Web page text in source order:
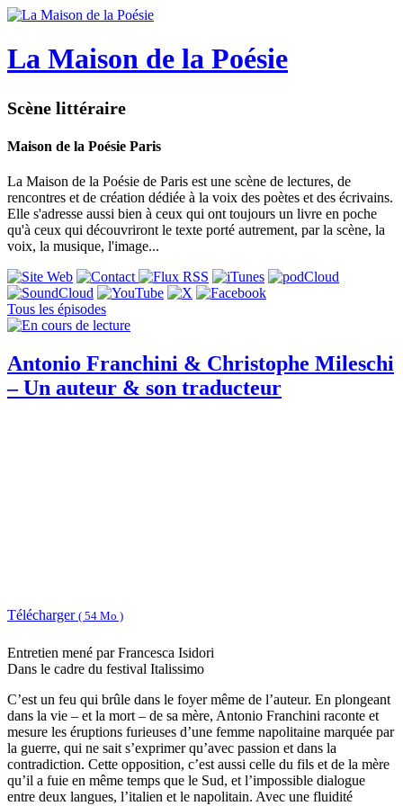
La Maison de la Poésie
Scène littéraire
Maison de la Poésie Paris
La Maison de la Poésie de Paris est une scène de lectures, de
rencontres et de création dédiée à la voix des poètes et des écrivains.
Elle s'adresse aussi bien à ceux qui ont toujours un livre en poche
qu'à ceux qui découvriront le texte porté autrement, par la scène, la
voix, la musique, l'image...
Tous les épisodes
Antonio Franchini & Christophe Mileschi
– Un auteur & son traducteur
Télécharger ( 54 Mo )
Entretien mené par Francesca Isidori
Dans le cadre du festival Italissimo
C’est un feu qui brûle dans le foyer même de l’auteur. En plongeant
dans la vie – et la mort – de sa mère, Antonio Franchini raconte et
mesure les éruptions furieuses d’une femme napolitaine marquée par
la guerre, qui ne sait s’exprimer qu’avec passion et dans la
contradiction. Cette opposition, c’est aussi celle du fils et de la mère
qu’il a fuie en même temps que le Sud, et l’impossible dialogue
entre deux langues, l’italien et le napolitain. Avec une fluidité